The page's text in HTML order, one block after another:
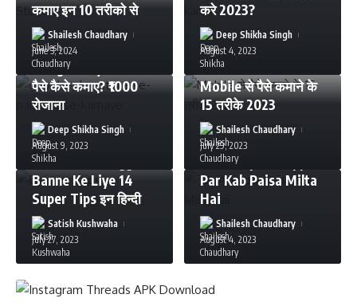
कमाए इन 10 तरीको से
Shailesh Chaudhary
June 3, 2024
करे 2023?
Deep Shikha Singh
August 4, 2023
MAKEMONEY
Google Play Store से
पैसे कैसे कमाए? ₹1000
रोजाना
Deep Shikha Singh
August 9, 2023
MAKEMONEY
Mobile से पैसे कमाने के
15 तरीके 2023
Shailesh Chaudhary
July 29, 2023
BLOGGING
MAKEMONEY
Successful Blogger
Banne Ke Liye 14
Super Tips इन हिन्दी
Satish Kushwaha
July 27, 2023
ANDROID APPS
Tikki App पर पैसा कब
मिलता है? | Tiki App
Par Kab Paisa Milta
Hai
Shailesh Chaudhary
August 4, 2023